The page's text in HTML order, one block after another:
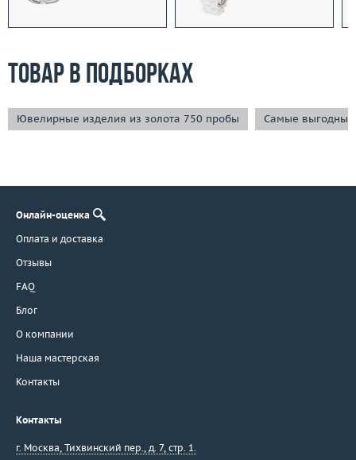
Товар в подборках
Ювелирные изделия из золота 750 пробы Самые
Онлайн-оценка
Оплата и доставка
Отзывы
FAQ
Блог
О компании
Наша мастерская
Контакты
Контакты
г. Москва, Тихвинский пер., д. 7, стр. 1.